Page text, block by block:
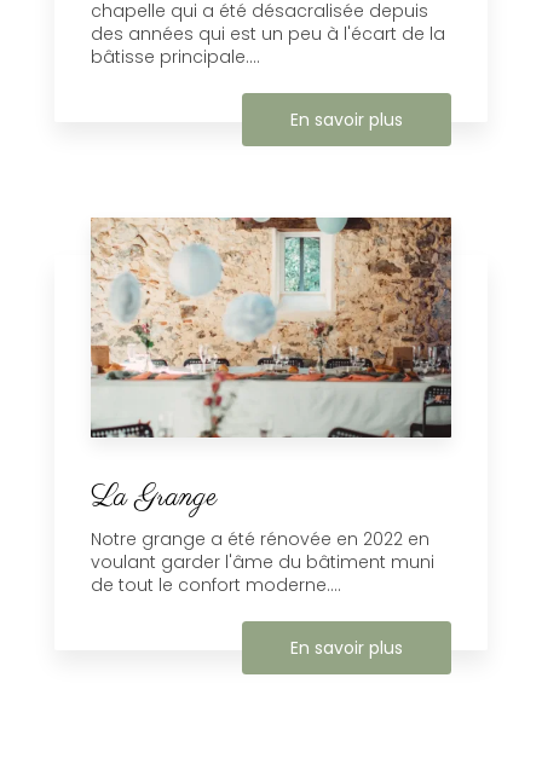
chapelle qui a été désacralisée depuis
des années qui est un peu à l'écart de la
bâtisse principale....
En savoir plus
La Grange
Notre grange a été rénovée en 2022 en
voulant garder l'âme du bâtiment muni
de tout le confort moderne....
En savoir plus